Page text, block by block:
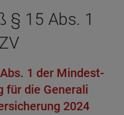
§ 15 Abs. 1
1 der Min­dest­
für die Gene­rali
2024